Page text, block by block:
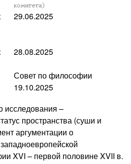
комитета)
29.06.2025
28.08.2025
Совет по философии
19.10.2025
исследования –
пространства (суши и
аргументации о
XVI – первой половине XVII в.